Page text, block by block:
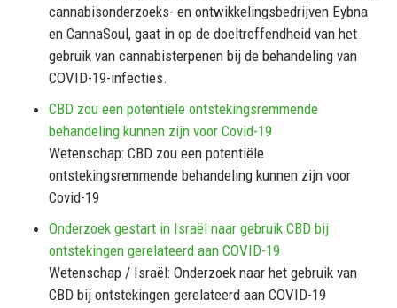
cannabisonderzoeks- en ontwikkelingsbedrijven Eybna
en CannaSoul, gaat in op de doeltreffendheid van het
gebruik van cannabisterpenen bij de behandeling van
COVID-19-infecties.
CBD zou een potentiële ontstekingsremmende
behandeling kunnen zijn voor Covid-19
Wetenschap: CBD zou een potentiële
ontstekingsremmende behandeling kunnen zijn voor
Covid-19
Onderzoek gestart in Israël naar gebruik CBD bij
ontstekingen gerelateerd aan COVID-19
Wetenschap / Israël: Onderzoek naar het gebruik van
CBD bij ontstekingen gerelateerd aan COVID-19